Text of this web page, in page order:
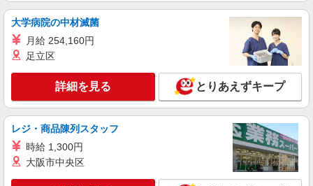
時給1,350円〜1,600円 ★週払いOK（規定あ
埼玉県川口市 【最寄駅】日暮里舎人ライナー
3000ヶ所以上★ 自宅から通いやすいエリアなど、
お好きな勤務地をお選び下さい！！
キープ 詳細を見る
アルバイト パート
介護付有料老人ホーム ソラスト川口/1180000037-055
介護職員（ヘルパー）（役職なし）
時給1,245円〜1,295円（経験・能力等による）
埼玉県川口市弥平2-22-10
大学病院の中材滅菌
月給 254,160円
足立区
詳細を見る とりあえずキープ
レジ・商品陳列スタッフ
時給 1,300円
大阪市中央区